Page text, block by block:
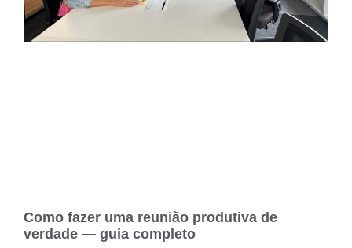
Como fazer uma reunião produtiva de
verdade — guia completo